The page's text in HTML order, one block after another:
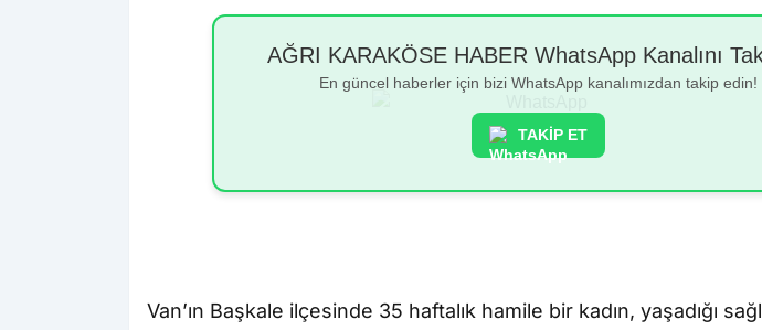
AĞRI KARAKÖSE HABER WhatsApp Kanalını
En güncel haberler için bizi WhatsApp kanalımızdan takip edin!
TAKİP ET
Van’ın Başkale ilçesinde 35 haftalık hamile bir kadın, yaşadığı